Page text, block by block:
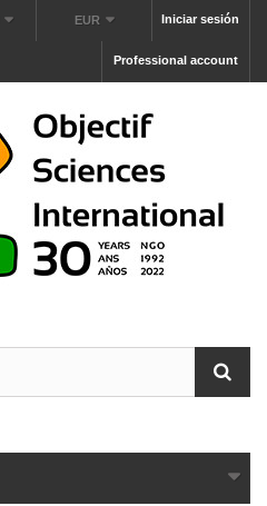
Iniciar sesión
EUR
Professional account